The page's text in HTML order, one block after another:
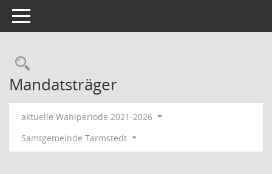
Toggle navigation
Rechercheauswahl
Mandatsträger
aktuelle Wahlperiode 2021-2026
Samtgemeinde Tarmstedt